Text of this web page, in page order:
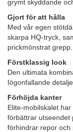
grymt skyddande
Gjort för att hålla
Med vår egen
skarpa HQ-tryck,
prickmönstrat grepp.
Förstklassig look
Den ultimata
Iögonfallande
Förhöjda kanter
Elite-mobilskalet
förbättrar utseendet
förhindrar repor och